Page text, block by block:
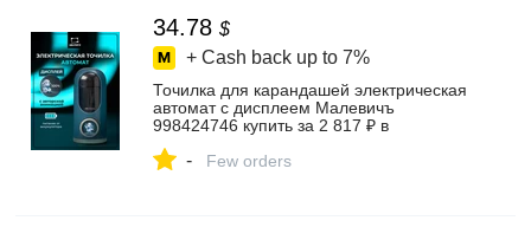
34.78 $
+ Cash back up to 7%
Точилка для карандашей электрическая
автомат с дисплеем Малевичъ
998424746 купить за 2 817 ₽ в
- Few orders